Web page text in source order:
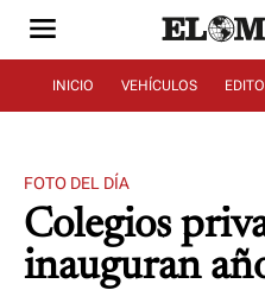
INICIO VEHÍCULOS
FOTO DEL DÍA
Colegios
inauguran